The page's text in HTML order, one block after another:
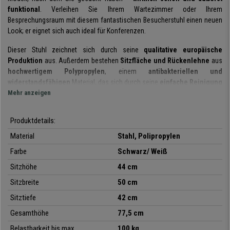
funktional . Verleihen Sie Ihrem Wartezimmer oder Ihrem
Besprechungsraum mit diesem fantastischen Besucherstuhl einen neuen
Look; er eignet sich auch ideal für Konferenzen.
Dieser Stuhl zeichnet sich durch seine qualitative europäische
Produktion aus. Außerdem bestehen Sitzfläche und Rückenlehne aus
hochwertigem Polypropylen, einem antibakteriellen und
widerstandsfähigen
Material, das sich durch seine
einfache Reinigung
und Pflegeauszeichnet. Das
Es handelt sich um ein sehr
kann bei Besprechungen, mit Kunden, in Wartezimmern, an
werden. Außerdem ist er
in verschiedenen Farben, auch ohne
Schreibbrett erhältlich
, sodass Sie diejenige auswählen können, die am
Hervorzuheben ist, dass es sich um ein stapelbares
den Sie nur bei Buerostuhlpro finden, wie immer mit dem besten Service
und kostenlosem Versand.
Mehr anzeigen
Produktdetails:
Material
Stahl, Polipropylen
Farbe
Schwarz/ Weiß
Sitzhöhe
44 cm
Sitzbreite
50 cm
Sitztiefe
42 cm
Gesamthöhe
77,5 cm